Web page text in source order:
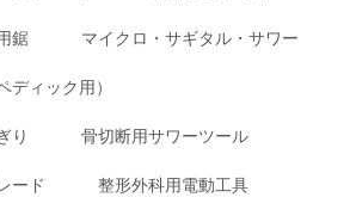
鋸 マイクロ・サギタル・サワー
ディック用）
り 骨切断用サワーツール
ード 整形外科用電動工具